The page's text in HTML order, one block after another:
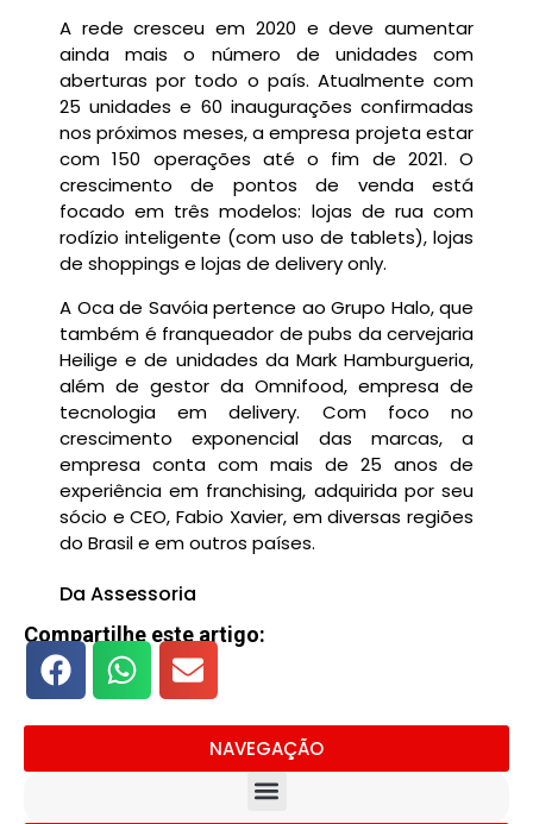
A rede cresceu em 2020 e deve aumentar
ainda mais o número de unidades com
aberturas por todo o país. Atualmente com
25 unidades e 60 inaugurações confirmadas
nos próximos meses, a empresa projeta estar
com 150 operações até o fim de 2021. O
crescimento de pontos de venda está
focado em três modelos: lojas de rua com
rodízio inteligente (com uso de tablets), lojas
de shoppings e lojas de delivery only.
A Oca de Savóia pertence ao Grupo Halo, que
também é franqueador de pubs da cervejaria
Heilige e de unidades da Mark Hamburgueria,
além de gestor da Omnifood, empresa de
tecnologia em delivery. Com foco no
crescimento exponencial das marcas, a
empresa conta com mais de 25 anos de
experiência em franchising, adquirida por seu
sócio e CEO, Fabio Xavier, em diversas regiões
do Brasil e em outros países.
Da Assessoria
Compartilhe este artigo:
NAVEGAÇÃO